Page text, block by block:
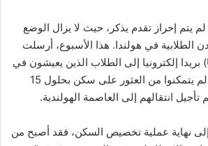
لم يتم إحراز تقدم يذكر، حيث لا يزال الوضع
الطلابية في هولندا. هذا الأسبوع، أرسلت
جامعة أمستردام (UvA) بريدا إلكترونيا إلى الطلاب الذين يعيشون في
الخارج لإبلاغهم أنه إذا لم يتمكنوا من العثور على سكن بحلول 15
انتقالهم إلى العاصمة الهولندية.
إلى نهاية عملية تخصيص السكن، فقد أصبح من